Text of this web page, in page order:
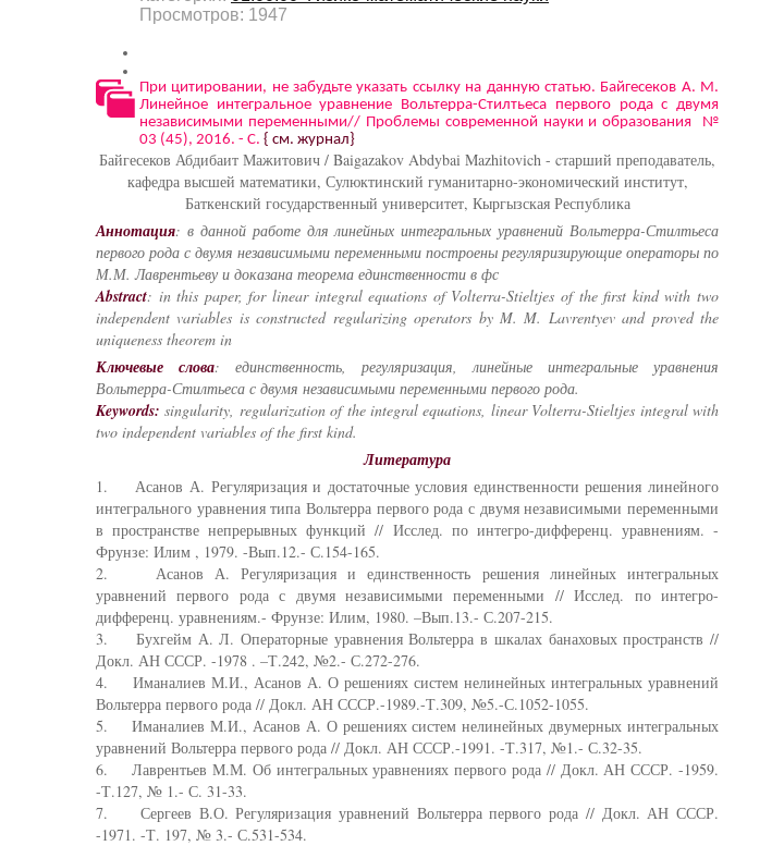
Просмотров: 1947
При цитировании, не забудьте указать ссылку на данную статью. Байгесеков А. М.
Линейное интегральное уравнение Вольтерра-Стилтьеса первого рода с двумя
независимыми переменными// Проблемы современной науки и образования №
03 (45), 2016. - С. { см. журнал}
Байгесеков Абдибаит Мажитович / Baigazakov Abdybai Mazhitovich - cтарший преподаватель,
кафедра высшей математики, Сулюктинский гуманитарно-экономический институт,
Баткенский государственный университет, Кыргызская Республика
Аннотация: в данной работе для линейных интегральных уравнений Вольтерра-Стилтьеса
первого рода с двумя независимыми переменными построены регуляризирующие операторы по
М.М. Лаврентьеву и доказана теорема единственности в фс
Abstract: in this paper, for linear integral equations of Volterra-Stieltjes of the first kind with two
independent variables is constructed regularizing operators by M. M. Lavrentyev and proved the
uniqueness theorem in
Ключевые слова: единственность, регуляризация, линейные интегральные уравнения
Вольтерра-Стилтьеса с двумя независимыми переменными первого рода.
Keywords: singularity, regularization of the integral equations, linear Volterra-Stieltjes integral with
two independent variables of the first kind.
Литература
1. Асанов А. Регуляризация и достаточные условия единственности решения линейного
интегрального уравнения типа Вольтерра первого рода с двумя независимыми переменными
в пространстве непрерывных функций // Исслед. по интегро-дифференц. уравнениям. -
Фрунзе: Илим , 1979. -Вып.12.- С.154-165.
2. Асанов А. Регуляризация и единственность решения линейных интегральных
уравнений первого рода с двумя независимыми переменными // Исслед. по интегро-
дифференц. уравнениям.- Фрунзе: Илим, 1980. –Вып.13.- С.207-215.
3. Бухгейм А. Л. Операторные уравнения Вольтерра в шкалах банаховых пространств //
Докл. АН СССР. -1978 . –Т.242, №2.- С.272-276.
4. Иманалиев М.И., Асанов А. О решениях систем нелинейных интегральных уравнений
Вольтерра первого рода // Докл. АН СССР.-1989.-Т.309, №5.-С.1052-1055.
5. Иманалиев М.И., Асанов А. О решениях систем нелинейных двумерных интегральных
уравнений Вольтерра первого рода // Докл. АН СССР.-1991. -Т.317, №1.- С.32-35.
6. Лаврентьев М.М. Об интегральных уравнениях первого рода // Докл. АН СССР. -1959.
-Т.127, № 1.- С. 31-33.
7. Сергеев В.О. Регуляризация уравнений Вольтерра первого рода // Докл. АН СССР.
-1971. -Т. 197, № 3.- С.531-534.